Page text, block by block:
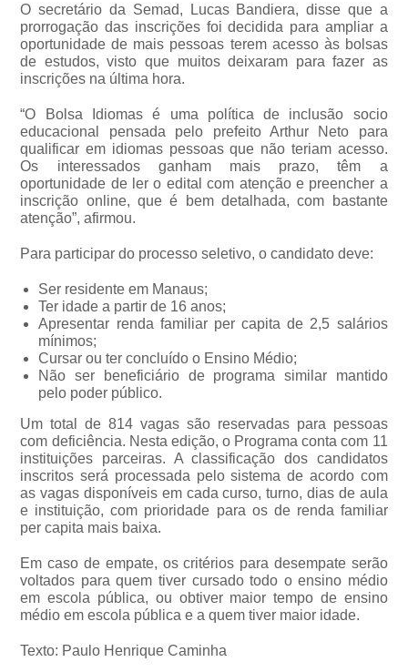
O secretário da Semad, Lucas Bandiera, disse que a
prorrogação das inscrições foi decidida para ampliar a
oportunidade de mais pessoas terem acesso às bolsas
de estudos, visto que muitos deixaram para fazer as
inscrições na última hora.
“O Bolsa Idiomas é uma política de inclusão socio
educacional pensada pelo prefeito Arthur Neto para
qualificar em idiomas pessoas que não teriam acesso.
Os interessados ganham mais prazo, têm a
oportunidade de ler o edital com atenção e preencher a
inscrição online, que é bem detalhada, com bastante
atenção”, afirmou.
Para participar do processo seletivo, o candidato deve:
Ser residente em Manaus;
Ter idade a partir de 16 anos;
Apresentar renda familiar per capita de 2,5 salários
mínimos;
Cursar ou ter concluído o Ensino Médio;
Não ser beneficiário de programa similar mantido
pelo poder público.
Um total de 814 vagas são reservadas para pessoas
com deficiência. Nesta edição, o Programa conta com 11
instituições parceiras. A classificação dos candidatos
inscritos será processada pelo sistema de acordo com
as vagas disponíveis em cada curso, turno, dias de aula
e instituição, com prioridade para os de renda familiar
per capita mais baixa.
Em caso de empate, os critérios para desempate serão
voltados para quem tiver cursado todo o ensino médio
em escola pública, ou obtiver maior tempo de ensino
médio em escola pública e a quem tiver maior idade.
Texto: Paulo Henrique Caminha